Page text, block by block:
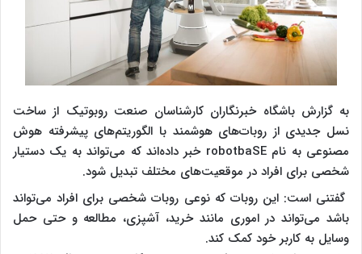
به گزارش باشگاه خبرنگاران کارشناسان‌ صنعت روبوتیک‌ از ساخت
نسل جدیدی از روبات‌های هوشمند با الگو‌ریتم‌های پیشرفته هوش
مصنوعی به نام robo‌tbaSE خبر داده‌اند که می‌تواند به یک دستیار
شخصی برای افراد در موقعیت‌‌های مختلف تبدیل شود.
گفتنی است: این روبات که نوعی روبات‌ شخصی برای افراد می‌تواند
باشد می‌تواند در اموری مانند خرید، آشپزی، مطالعه و حتی حمل
وسایل به کاربر خود کمک‌ کند.